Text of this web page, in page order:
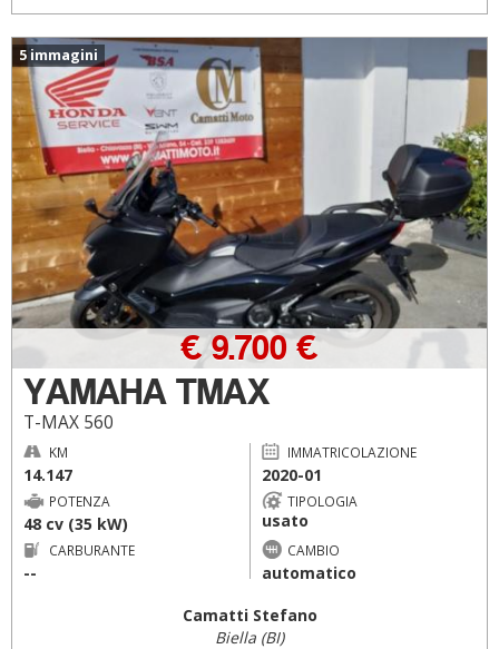
5 immagini
YAMAHA TMAX
T-MAX 560
€ 9.700 €
KM
14.147
IMMATRICOLAZIONE
2020-01
POTENZA
48 cv (35 kW)
TIPOLOGIA
usato
CARBURANTE
--
CAMBIO
automatico
Camatti Stefano
Biella (BI)